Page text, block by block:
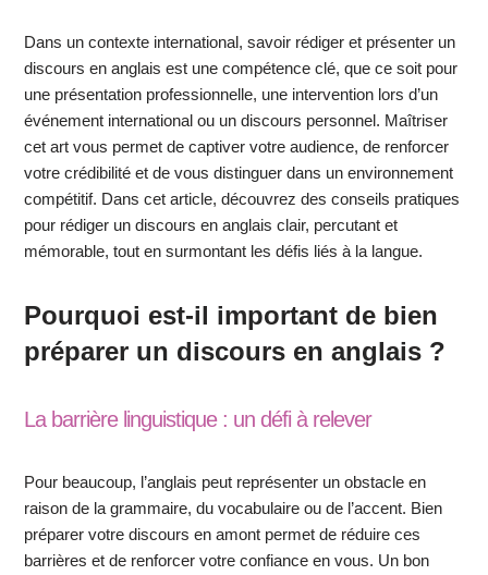
Dans un contexte international, savoir rédiger et présenter un
discours en anglais est une compétence clé, que ce soit pour
une présentation professionnelle, une intervention lors d’un
événement international ou un discours personnel. Maîtriser
cet art vous permet de captiver votre audience, de renforcer
votre crédibilité et de vous distinguer dans un environnement
compétitif. Dans cet article, découvrez des conseils pratiques
pour rédiger un discours en anglais clair, percutant et
mémorable, tout en surmontant les défis liés à la langue.
Pourquoi est-il important de bien
préparer un discours en anglais ?
La barrière linguistique : un défi à relever
Pour beaucoup, l’anglais peut représenter un obstacle en
raison de la grammaire, du vocabulaire ou de l’accent. Bien
préparer votre discours en amont permet de réduire ces
barrières et de renforcer votre confiance en vous. Un bon